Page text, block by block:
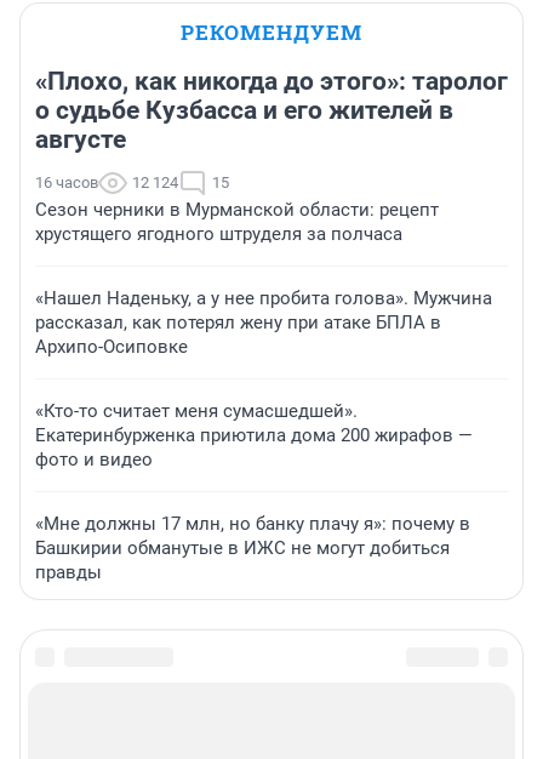
РЕКОМЕНДУЕМ
«Плохо, как никогда до этого»: таролог
о судьбе Кузбасса и его жителей в
августе
16 часов 12 124 15
Сезон черники в Мурманской области: рецепт
хрустящего ягодного штруделя за полчаса
«Нашел Наденьку, а у нее пробита голова». Мужчина
рассказал, как потерял жену при атаке БПЛА в
Архипо-Осиповке
«Кто-то считает меня сумасшедшей».
Екатеринбурженка приютила дома 200 жирафов —
фото и видео
«Мне должны 17 млн, но банку плачу я»: почему в
Башкирии обманутые в ИЖС не могут добиться
правды